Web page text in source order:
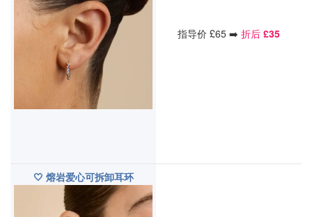
指导价 £65 ➡️ 折后 £35
🤍 熔岩爱心可拆卸耳环